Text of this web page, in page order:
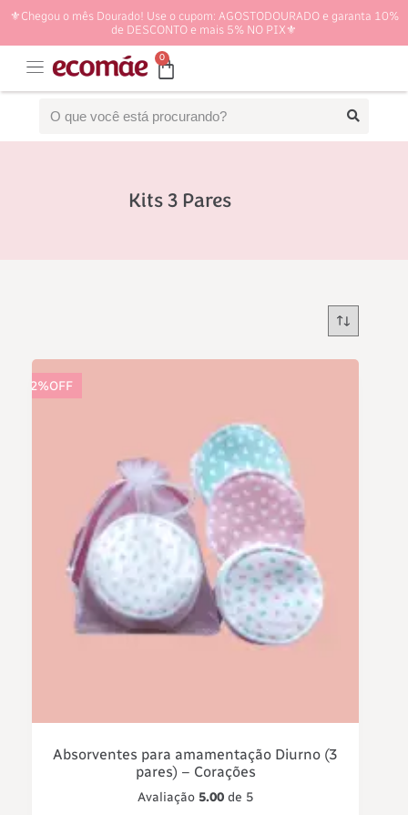
⚜️Chegou o mês Dourado! Use o cupom: AGOSTODOURADO e garanta 10%
de DESCONTO e mais 5% NO PIX⚜️
0
Kits 3 Pares
32%OFF
Absorventes para amamentação Diurno (3
pares) – Corações
Avaliação5.00 de 5